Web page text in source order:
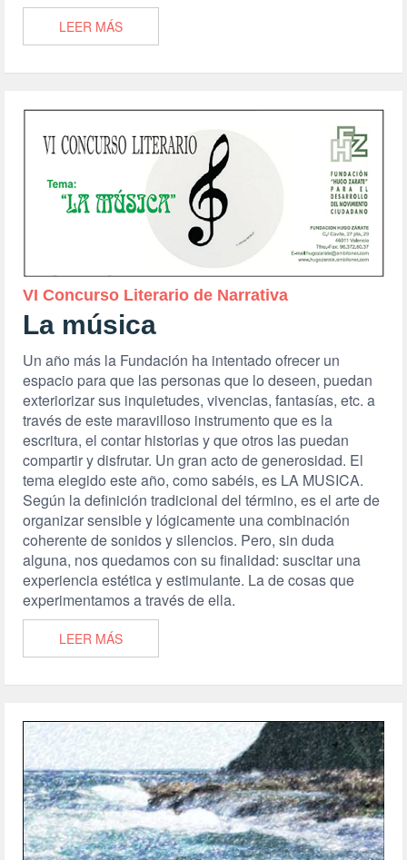
LEER MÁS
VI Concurso Literario de Narrativa
La música
Un año más la Fundación ha intentado ofrecer un
espacio para que las personas que lo deseen, puedan
exteriorizar sus inquietudes, vivencias, fantasías, etc. a
través de este maravilloso instrumento que es la
escritura, el contar historias y que otros las puedan
compartir y disfrutar. Un gran acto de generosidad. El
tema elegido este año, como sabéis, es LA MUSICA.
Según la definición tradicional del término, es el arte de
organizar sensible y lógicamente una combinación
coherente de sonidos y silencios. Pero, sin duda
alguna, nos quedamos con su finalidad: suscitar una
experiencia estética y estimulante. La de cosas que
experimentamos a través de ella.
LEER MÁS